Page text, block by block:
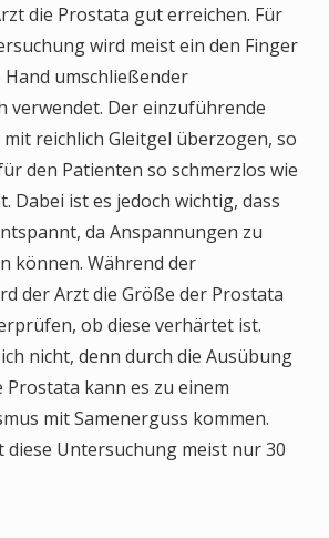
die Prostata gut erreichen. Für
wird meist ein den Finger
umschließender
verwendet. Der einzuführende
reichlich Gleitgel überzogen, so
den Patienten so schmerzlos wie
Dabei ist es jedoch wichtig, dass
da Anspannungen zu
können. Während der
der Arzt die Größe der Prostata
ob diese verhärtet ist.
nicht, denn durch die Ausübung
kann es zu einem
mit Samenerguss kommen.
diese Untersuchung meist nur 30